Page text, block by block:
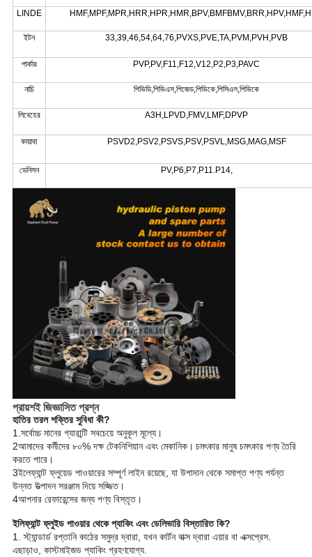
LINDE
ইটন 33,39,46,54,64,76,PVXS,PVE,TA,PVM,PVH,PVB
পার্কার PVP,PV,F11,F12,V12,P2,P3,PAVC
নাচি পিভিডি,পিভিএস,পিজেড,পিভিকে,পিসিএল,পিভিকে
লিবেহের A3H,LPVD,FMV,LMF,DPVP
কায়াবা PSVD2,PSV2,PSVS,PSV,PSVL,MSG,MAG,MSF
ডেনিসন PV,P6,P7,P11.P14,
প্রায়শই জিজ্ঞাসিত প্রশ্ন
হাতির তরল শক্তির সুবিধা কী?
1. সর্বোচ্চ মানের গ্যারান্টি সবচেয়ে অনুকূল মূল্যে।
2আমাদের কর্মীদের ৮০% দক্ষ টেকনিশিয়ান এবং মেকানিক। চমৎকার মানুষ চমৎকার পণ্য তৈরি
করতে পারে।
3ইলেফ্যান্ট ফ্লুয়েড পাওয়ারের সম্পূর্ণ লাইন রয়েছে, যা উপাদান থেকে সমাপ্ত পণ্য পর্যন্ত
উন্নত উত্পাদন সরঞ্জাম দিয়ে সজ্জিত।
4আপনার রেফারেন্সের জন্য পণ্য বিস্তৃত।
ইলিফ্যান্ট ফ্লুইড পাওয়ার থেকে প্যাকিং এবং ডেলিভারি বিস্তারিত কি?
1. স্ট্যান্ডার্ড রপ্তানি কাঠের সমুদ্র দ্বারা, যখন কার্টন বাক্স দ্বারা এয়ার বা এক্সপ্রেস.
এছাড়াও, কাস্টমাইজড প্যাকিং গ্রহণযোগ্য.